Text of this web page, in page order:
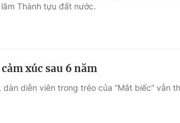
Thành tựu đất nước.
xúc sau 6 năm
diễn viên trong trẻo của “Mắt biếc” vẫn